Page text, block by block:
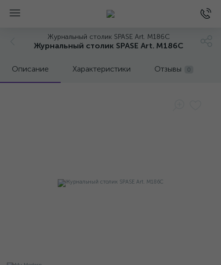
Журнальный столик SPASE Art. M186C
Журнальный столик SPASE Art. M186C
Описание Характеристики Отзывы 0